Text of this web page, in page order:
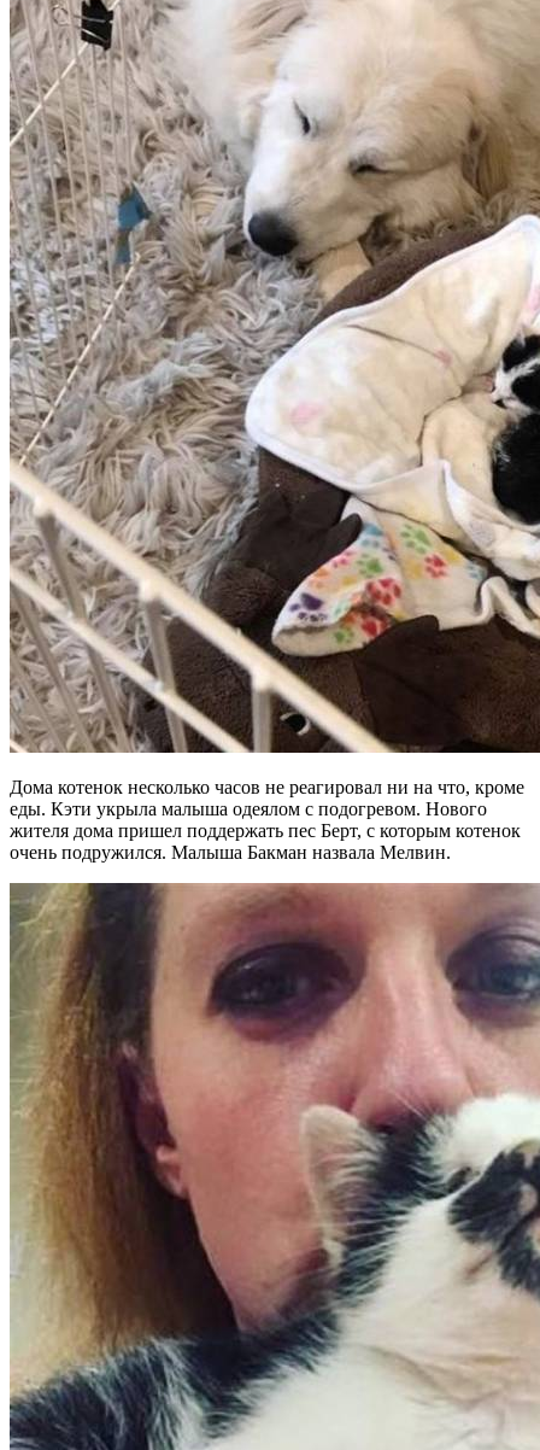
Дома котенок несколько часов не реагировал ни на что, кроме
еды. Кэти укрыла малыша одеялом с подогревом. Нового
жителя дома пришел поддержать пес Берт, с которым котенок
очень подружился. Малыша Бакман назвала Мелвин.